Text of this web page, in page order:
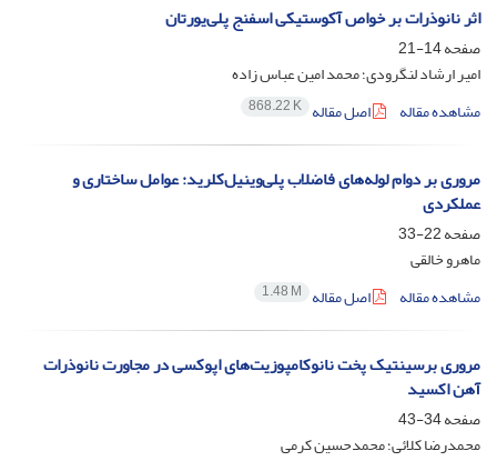
اثر نانوذرات بر خواص آکوستیکی اسفنج پلی‌یورتان
صفحه14-21
امیر ارشاد لنگرودی؛ محمد امین عباس زاده
مشاهده مقاله
اصل مقاله 868.22 K
مروری بر دوام لوله‌های فاضلاب پلی‌وینیل‌کلرید: عوامل ساختاری و
عملکردی
صفحه22-33
ماهرو خالقی
مشاهده مقاله
اصل مقاله 1.48 M
مروری برسینتیک پخت نانوکامپوزیت‌های اپوکسی در مجاورت نانوذرات
آهن اکسید
صفحه34-43
محمدرضا کلائی؛ محمدحسین کرمی